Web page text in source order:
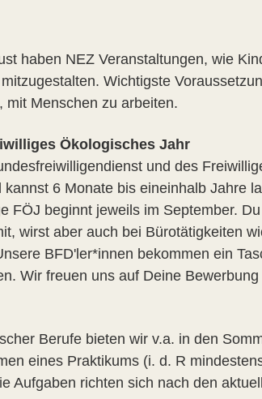
haben NEZ Veranstaltungen, wie
Wichtigste
mit Menschen zu arbeiten.
Ökologisches Jahr
und des
6 Monate bis eineinhalb Jahre
FÖJ beginnt jeweils im September.
wirst aber auch bei Bürotätigkeiten
BFD'ler*innen bekommen ein
Wir freuen uns auf Deine Bewerbung
Berufe bieten wir v.a. in den
eines Praktikums (i. d. R
Aufgaben richten sich nach den